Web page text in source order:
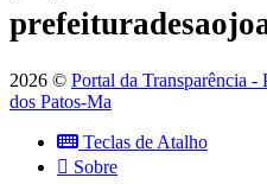
2026 © Portal da Transparência
dos Patos-Ma
Teclas de Atalho
Sobre